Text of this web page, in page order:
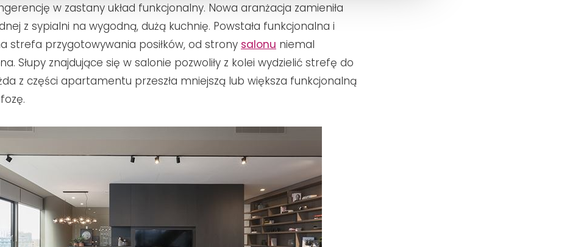
w zastany układ funkcjonalny. Nowa aranżacja zamieniła
z sypialni na wygodną, dużą kuchnię. Powstała funkcjonalna i
strefa przygotowywania posiłków, od strony salonu niemal
Słupy znajdujące się w salonie pozwoliły z kolei wydzielić strefę do
z części apartamentu przeszła mniejszą lub większa funkcjonalną